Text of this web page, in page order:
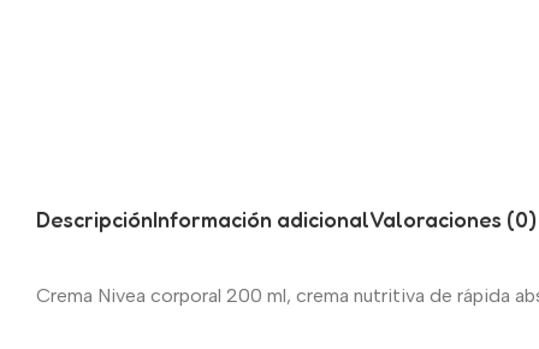
DescripciónInformación adicionalValoraciones (0)
Crema Nivea corporal 200 ml, crema nutritiva de rápida